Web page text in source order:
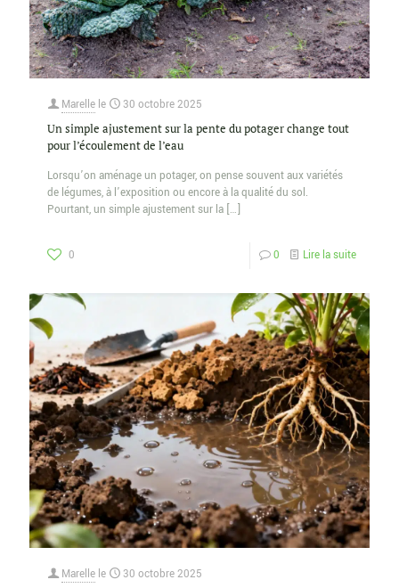
Marelle le 30 octobre 2025
Un simple ajustement sur la pente du potager change tout
pour l’écoulement de l’eau
Lorsqu’on aménage un potager, on pense souvent aux variétés
de légumes, à l’exposition ou encore à la qualité du sol.
Pourtant, un simple ajustement sur la […]
0 0 Lire la suite
Marelle le 30 octobre 2025